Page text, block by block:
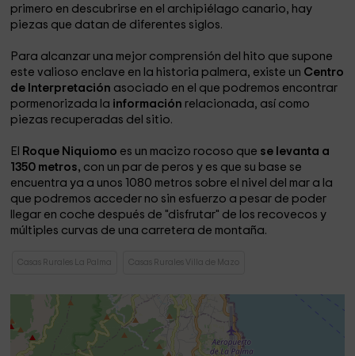
primero en descubrirse en el archipiélago canario, hay
piezas que datan de diferentes siglos.
Para alcanzar una mejor comprensión del hito que supone
este valioso enclave en la historia palmera, existe un Centro
de Interpretación asociado en el que podremos encontrar
pormenorizada la información relacionada, así como
piezas recuperadas del sitio.
El Roque Niquiomo es un macizo rocoso que se levanta a
1350 metros, con un par de peros y es que su base se
encuentra ya a unos 1080 metros sobre el nivel del mar a la
que podremos acceder no sin esfuerzo a pesar de poder
llegar en coche después de "disfrutar" de los recovecos y
múltiples curvas de una carretera de montaña.
Casas Rurales La Palma Casas Rurales Villa de Mazo